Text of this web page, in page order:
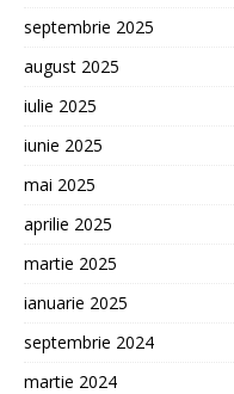
septembrie 2025
august 2025
iulie 2025
iunie 2025
mai 2025
aprilie 2025
martie 2025
ianuarie 2025
septembrie 2024
martie 2024